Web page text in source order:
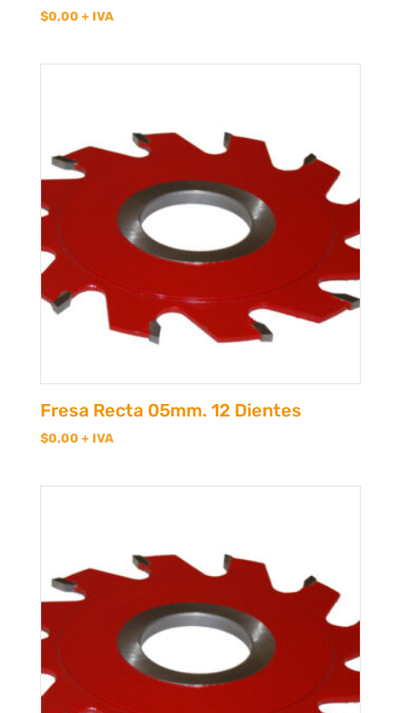
$0,00 + IVA
Fresa Recta 05mm. 12 Dientes
$0,00 + IVA